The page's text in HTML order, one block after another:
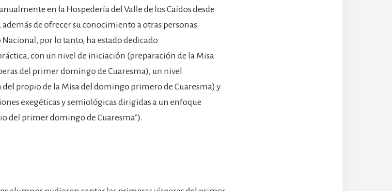
en la Hospedería del Valle de los Caídos desde
de ofrecer su conocimiento a otras personas
por lo tanto, ha estado dedicado
con un nivel de iniciación (preparación de la Misa
del primer domingo de Cuaresma), un nivel
del propio de la Misa del domingo primero de Cuaresma) y
exegéticas y semiológicas dirigidas a un enfoque
del primer domingo de Cuaresma”).